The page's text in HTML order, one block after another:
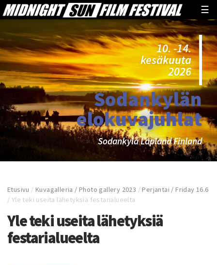
☰
10. -14.
kesäkuuta
2026
Sodankylän
elokuvajuhlat
Sodankylä Lapland Finland
Etusivu /Kuvagalleria / Photo gallery 2023 /Perjantai / Friday 16.6
/ Yle teki useita lähetyksiä festarialueelta
Yle teki useita lähetyksiä
festarialueelta